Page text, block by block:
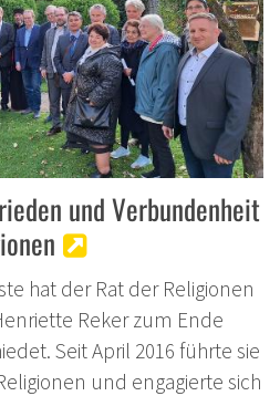
und Verbundenheit
hat der Rat der Religionen
Reker zum Ende
Seit April 2016 führte sie
und engagierte sich